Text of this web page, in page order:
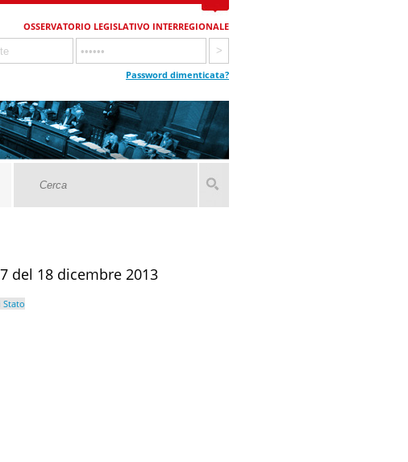
OSSERVATORIO LEGISLATIVO INTERREGIONALE
Password dimenticata?
del 18 dicembre 2013